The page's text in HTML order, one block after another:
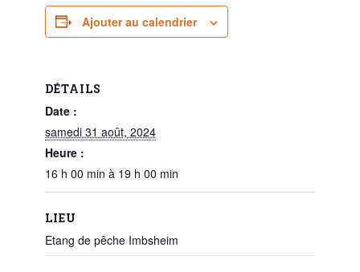
Ajouter au calendrier
DÉTAILS
Date :
samedi 31 août, 2024
Heure :
16 h 00 min à 19 h 00 min
LIEU
Etang de pêche Imbsheim